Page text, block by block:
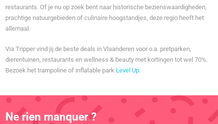
restaurants. Of je nu op zoek bent naar historische bezienswaardigheden,
prachtige natuurgebieden of culinaire hoogstandjes, deze regio heeft het
allemaal.
Via Tripper vind jij de beste deals in Vlaanderen voor o.a. pretparken,
dierentuinen, restaurants en wellness & beauty met kortingen tot wel 70%.
Bezoek het trampoline of inflatable park Level Up.
Ne rien manquer ?